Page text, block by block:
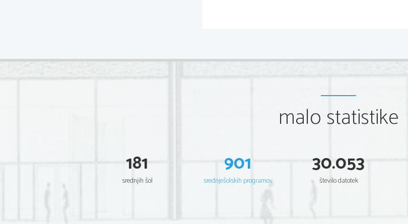
malo statistike
181
srednjih šol
901
srednješolskih programov
30.053
število datotek